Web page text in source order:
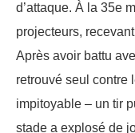
d’attaque. À la 35e
projecteurs,
Après avoir battu
retrouvé seul contre
impitoyable – un tir
stade a explosé de